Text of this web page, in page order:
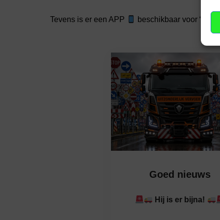
Tevens is er een APP beschikbaar voor “Het
Goed nieuws
Hij is er bijna!